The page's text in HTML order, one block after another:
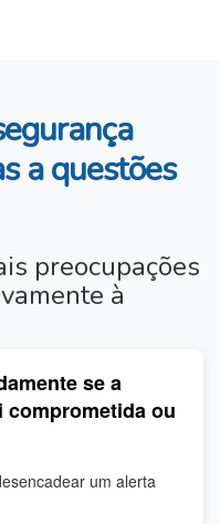
a questões
preocupações
à
se a
comprometida ou
um alerta